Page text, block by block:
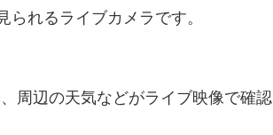
れるライブカメラです。
周辺の天気などがライブ映像で確認